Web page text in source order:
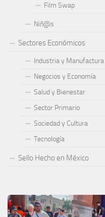
Film Swap
Niñ@s
Sectores Económicos
Industria y Manufactura
Negocios y Economía
Salud y Bienestar
Sector Primario
Sociedad y Cultura
Tecnología
Sello Hecho en México